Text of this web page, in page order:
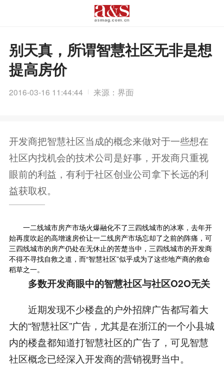
别天真，所谓智慧社区无非是想
提高房价
2016-03-16 11:44:44 来源：界面
开发商把智慧社区当成的概念来做对于一些想在
社区内找机会的技术公司是好事，开发商只重视
眼前的利益，有利于社区创业公司拿下长远的利
益获取权。
一二线城市房产市场火爆融化不了三四线城市的冰寒，去年开
始再度吹起的高增速房价让一二线房产市场忘却了之前的阵痛，可
三四线城市的房产仍处在无休止的苦楚当中，三四线城市的开发商
不得不寻找自救之道，而“智慧社区”似乎成为了这些地产商的救命
稻草之一。
多数开发商眼中的智慧社区与社区O2O无关
近期发现不少楼盘的户外招牌广告都写着大
大的“智慧社区”广告，尤其是在浙江的一个小县城
内的楼盘都知道打智慧社区的广告了，可见智慧
社区概念已经深入开发商的营销视野当中。